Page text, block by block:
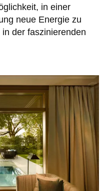
in einer
neue Energie zu
der faszinierenden